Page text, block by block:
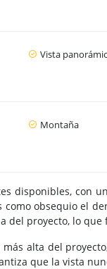
Vista
Montaña
disponibles, con
obsequio el
del proyecto, lo que
alta del
que la vista